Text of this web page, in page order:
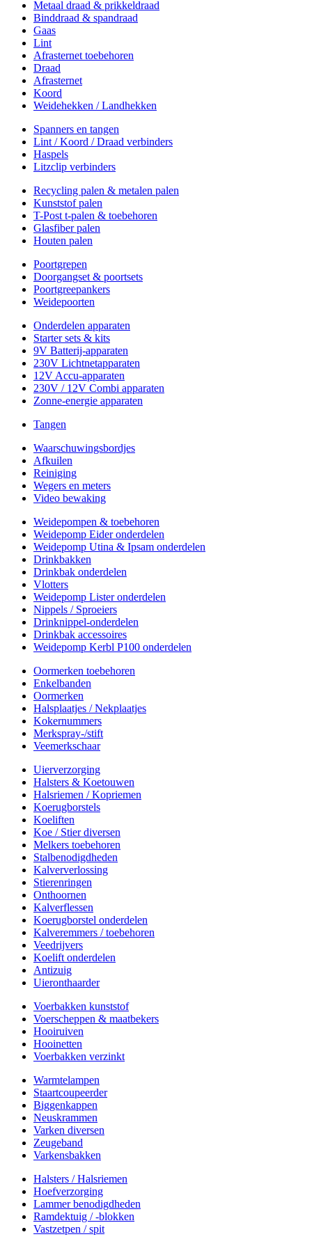
Metaal draad & prikkeldraad
Binddraad & spandraad
Gaas
Lint
Afrasternet toebehoren
Draad
Afrasternet
Koord
Weidehekken / Landhekken
Spanners en tangen
Lint / Koord / Draad verbinders
Haspels
Litzclip verbinders
Recycling palen & metalen palen
Kunststof palen
T-Post t-palen & toebehoren
Glasfiber palen
Houten palen
Poortgrepen
Doorgangset & poortsets
Poortgreepankers
Weidepoorten
Onderdelen apparaten
Starter sets & kits
9V Batterij-apparaten
230V Lichtnetapparaten
12V Accu-apparaten
230V / 12V Combi apparaten
Zonne-energie apparaten
Tangen
Waarschuwingsbordjes
Afkuilen
Reiniging
Wegers en meters
Video bewaking
Weidepompen & toebehoren
Weidepomp Eider onderdelen
Weidepomp Utina & Ipsam onderdelen
Drinkbakken
Drinkbak onderdelen
Vlotters
Weidepomp Lister onderdelen
Nippels / Sproeiers
Drinknippel-onderdelen
Drinkbak accessoires
Weidepomp Kerbl P100 onderdelen
Oormerken toebehoren
Enkelbanden
Oormerken
Halsplaatjes / Nekplaatjes
Kokernummers
Merkspray-/stift
Veemerkschaar
Uierverzorging
Halsters & Koetouwen
Halsriemen / Kopriemen
Koerugborstels
Koeliften
Koe / Stier diversen
Melkers toebehoren
Stalbenodigdheden
Kalververlossing
Stierenringen
Onthoornen
Kalverflessen
Koerugborstel onderdelen
Kalveremmers / toebehoren
Veedrijvers
Koelift onderdelen
Antizuig
Uieronthaarder
Voerbakken kunststof
Voerscheppen & maatbekers
Hooiruiven
Hooinetten
Voerbakken verzinkt
Warmtelampen
Staartcoupeerder
Biggenkappen
Neuskrammen
Varken diversen
Zeugeband
Varkensbakken
Halsters / Halsriemen
Hoefverzorging
Lammer benodigdheden
Ramdektuig / -blokken
Vastzetpen / spit